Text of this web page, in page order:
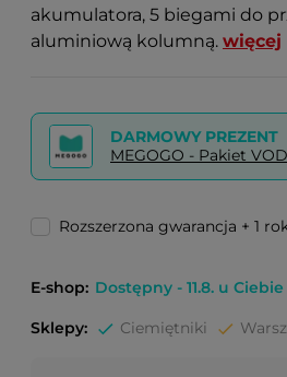
akumulatora, 5 biegami do
aluminiową kolumną. więcej
DARMOWY PREZENT
MEGOGO - Pakiet
Rozszerzona gwarancja + 1
E-shop: Dostępny - 11.8. u Ciebie
Sklepy: Ciemiętniki